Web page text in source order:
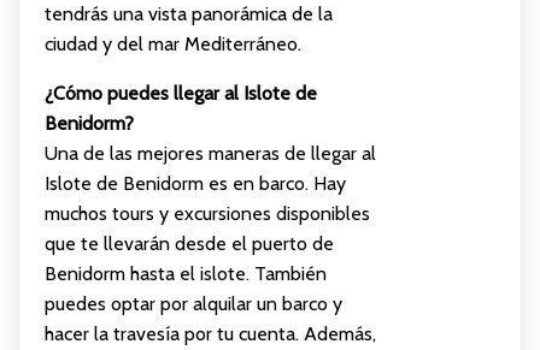
tendrás una vista panorámica de la
ciudad y del mar Mediterráneo.
¿Cómo puedes llegar al Islote de
Benidorm?
Una de las mejores maneras de llegar al
Islote de Benidorm es en barco. Hay
muchos tours y excursiones disponibles
que te llevarán desde el puerto de
Benidorm hasta el islote. También
puedes optar por alquilar un barco y
hacer la travesía por tu cuenta. Además,